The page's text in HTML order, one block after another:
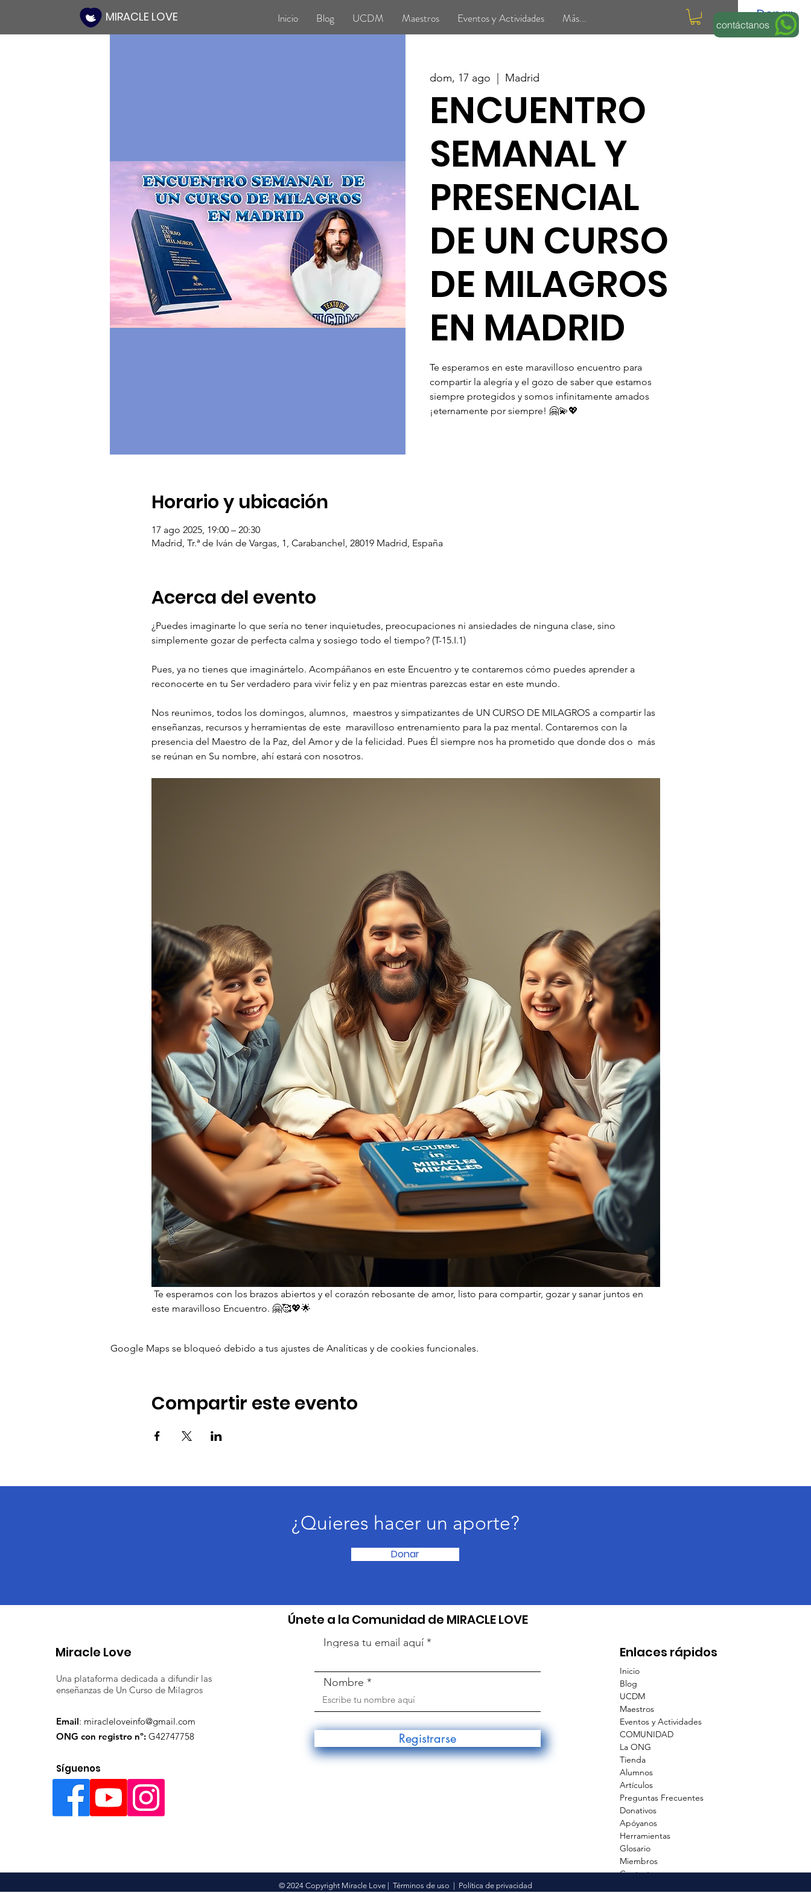
contáctanos
MIRACLE LOVE Inicio Blog UCDM Maestros Eventos y Actividades Más... Donar
dom, 17 ago Madrid
ENCUENTRO
SEMANAL Y
PRESENCIAL
DE UN CURSO
DE MILAGROS
EN MADRID
Te esperamos en este maravilloso encuentro para
compartir la alegría y el gozo de saber que estamos
siempre protegidos y somos infinitamente amados
Horario y ubicación
17 ago 2025, 19:00 – 20:30
Madrid, Tr.ª de Iván de Vargas, 1, Carabanchel, 28019 Madrid, España
Acerca del evento
¿Puedes imaginarte lo que sería no tener inquietudes, preocupaciones ni ansiedades de ninguna clase, sino
simplemente gozar de perfecta calma y sosiego todo el tiempo? (T-15.I.1)
Pues, ya no tienes que imaginártelo. Acompáñanos en este Encuentro y te contaremos cómo puedes aprender a
reconocerte en tu Ser verdadero para vivir feliz y en paz mientras parezcas estar en este mundo.
Nos reunimos, todos los domingos, alumnos,  maestros y simpatizantes de UN CURSO DE MILAGROS a compartir las
enseñanzas, recursos y herramientas de este  maravilloso entrenamiento para la paz mental. Contaremos con la
presencia del Maestro de la Paz, del Amor y de la felicidad. Pues Él siempre nos ha prometido que donde dos o  más
se reúnan en Su nombre, ahí estará con nosotros.
Te esperamos con los brazos abiertos y el corazón rebosante de amor, listo para compartir, gozar y sanar juntos en
este maravilloso Encuentro. 🤗🥰💖🌟
Google Maps se bloqueó debido a tus ajustes de Analíticas y de cookies funcionales.
Compartir este evento
Miracle Love
Una plataforma dedicada a difundir las
enseñanzas de Un Curso de Milagros
Email: miracleloveinfo@gmail.com
ONG con registro nº: G42747758
Síguenos
Enlaces rápidos
Inicio
Blog
UCDM
Maestros
Eventos y Actividades
COMUNIDAD
La ONG
Tienda
Alumnos
Artículos
Preguntas Frecuentes
Donativos
Apóyanos
Herramientas
Glosario
Miembros
Contacto
© 2024 Copyright Miracle Love | Términos de uso Política de privacidad
¿Quieres hacer un aporte?
Donar
​Únete a la Comunidad de MIRACLE LOVE
Ingresa tu email aquí
Nombre
Registrarse